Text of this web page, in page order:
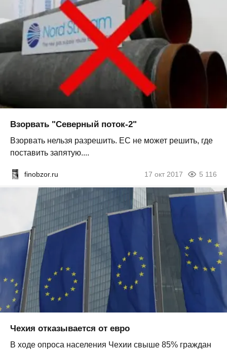
Взорвать "Северный поток-2"
Взорвать нельзя разрешить. ЕС не может решить, где
поставить запятую....
finobzor.ru 17 окт 2017 5 116
Чехия отказывается от евро
В ходе опроса населения Чехии свыше 85% граждан